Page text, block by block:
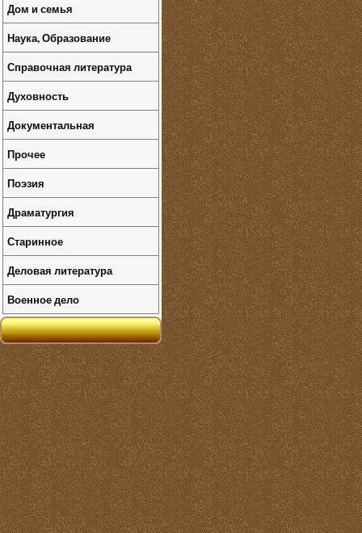
Дом и семья
Наука, Образование
Справочная литература
Духовность
Документальная
Прочее
Поэзия
Драматургия
Старинное
Деловая литература
Военное дело